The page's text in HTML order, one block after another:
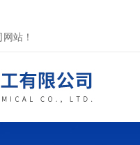
站！